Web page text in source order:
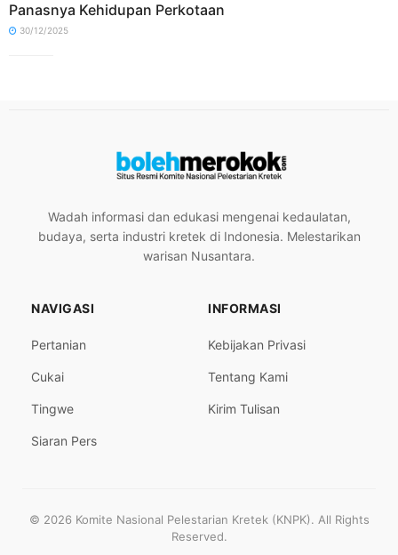
Panasnya Kehidupan Perkotaan
30/12/2025
Wadah informasi dan edukasi mengenai kedaulatan,
budaya, serta industri kretek di Indonesia. Melestarikan
warisan Nusantara.
NAVIGASI
Pertanian
Cukai
Tingwe
Siaran Pers
INFORMASI
Kebijakan Privasi
Tentang Kami
Kirim Tulisan
© 2026 Komite Nasional Pelestarian Kretek (KNPK). All Rights
Reserved.